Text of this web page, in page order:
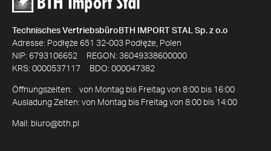
Technisches VertriebsbüroBTH IMPORT STAL Sp. z o.o
Adresse: Podłęże 651 32-003 Podłęże, Polen
NIP: 6793106652 REGON: 36049338600000
KRS: 0000537117 BDO: 000047382
Öffnungszeiten: von Montag bis Freitag von 8:00 bis 16:00
Ausladung Zeiten: von Montag bis Freitag von 8:00 bis 14:00
Mail: biuro@bth.pl